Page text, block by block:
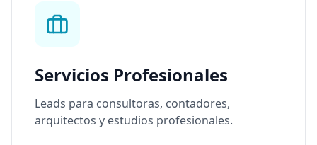
Servicios Profesionales
Leads para consultoras, contadores,
arquitectos y estudios profesionales.